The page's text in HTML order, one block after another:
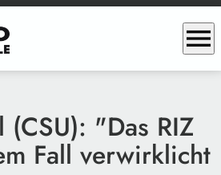
menu
(CSU): "Das RIZ
Fall verwirklicht